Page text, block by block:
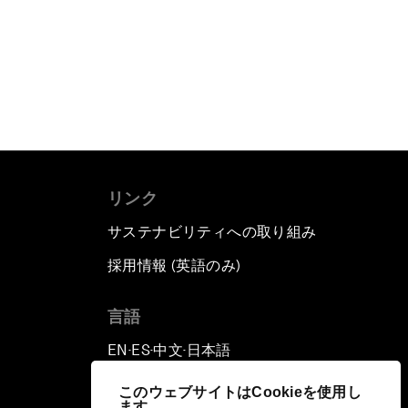
このウェブサイトはCookieを使用し
リンク
サステナビリティへの取り組み
採用情報 (英語のみ)
言語
EN ▪ ES▪中文▪ 日本語